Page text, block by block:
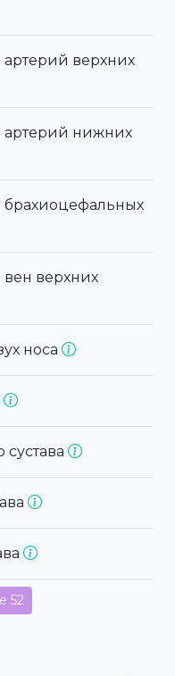
верхних
артерий нижних
брахиоцефальных
верхних
носа
сустава
52